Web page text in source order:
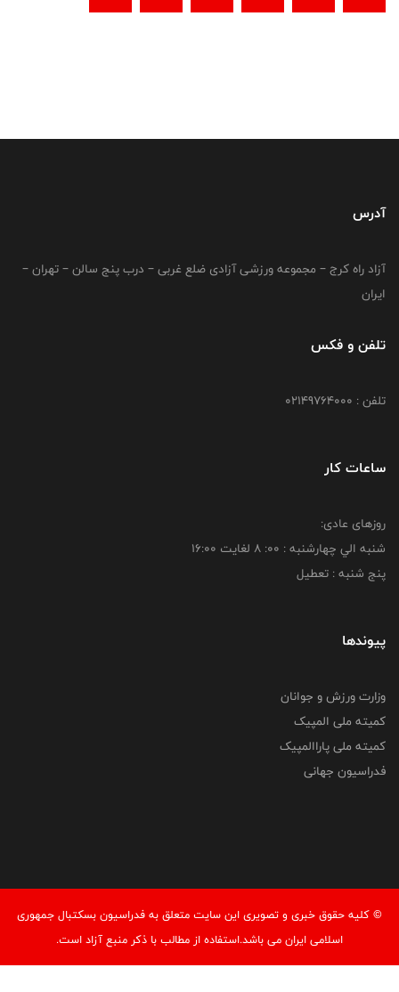
آدرس
آزاد راه کرج – مجموعه ورزشی آزادی ضلع غربی – درب پنج سالن – تهران –
ایران
تلفن و فکس
تلفن : 02149764000
ساعات کار
روزهای عادی:
شنبه الي چهارشنبه : 00: 8 لغايت 16:00
پنج شنبه : تعطیل
پیوندها
وزارت ورزش و جوانان
کمیته ملی المپیک
کمیته ملی پاراالمپیک
فدراسیون جهانی
© کليه حقوق خبری و تصويری اين سايت متعلق به فدراسیون بسکتبال جمهوری
اسلامی ایران می باشد.استفاده از مطالب با ذكر منبع آزاد است.